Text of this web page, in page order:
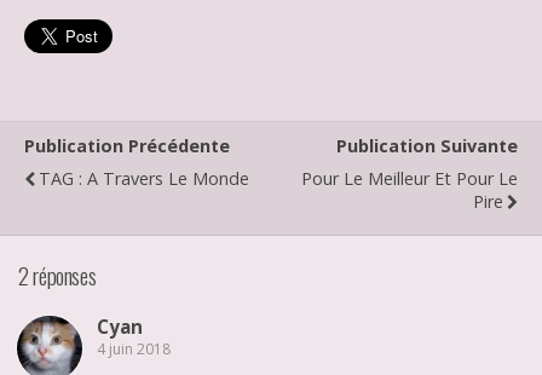
Publication Précédente
TAG : A Travers Le Monde
Publication Suivante
Pour Le Meilleur Et Pour Le
Pire
2 réponses
Cyan
4 juin 2018